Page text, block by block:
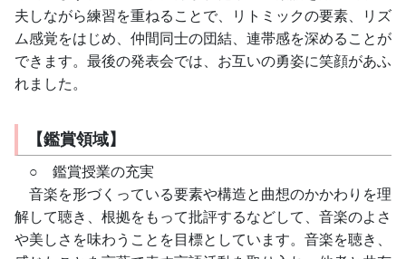
夫しながら練習を重ねることで、リトミックの要素、リズ
ム感覚をはじめ、仲間同士の団結、連帯感を深めることが
できます。最後の発表会では、お互いの勇姿に笑顔があふ
れました。
【鑑賞領域】
○　鑑賞授業の充実
音楽を形づくっている要素や構造と曲想のかかわりを理
解して聴き、根拠をもって批評するなどして、音楽のよさ
や美しさを味わうことを目標としています。音楽を聴き、